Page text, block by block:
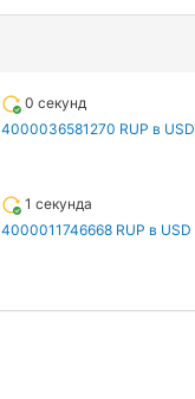
0 секунд
4000036581270 RUP в USD
1 секунда
4000011746668 RUP в USD